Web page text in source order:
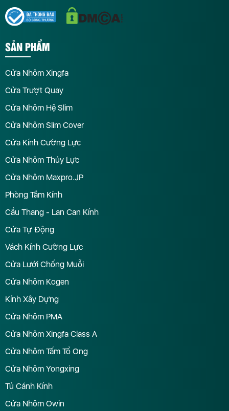
SẢN PHẨM
Cửa Nhôm Xingfa
Cửa Trượt Quay
Cửa Nhôm Hệ Slim
Cửa Nhôm Slim Cover
Cửa Kính Cường Lực
Cửa Nhôm Thủy Lực
Cửa Nhôm Maxpro.JP
Phòng Tắm Kính
Cầu Thang - Lan Can Kính
Cửa Tự Động
Vách Kính Cường Lực
Cửa Lưới Chống Muỗi
Cửa Nhôm Kogen
Kính Xây Dựng
Cửa Nhôm PMA
Cửa Nhôm Xingfa Class A
Cửa Nhôm Tấm Tổ Ong
Cửa Nhôm Yongxing
Tủ Cánh Kính
Cửa Nhôm Owin